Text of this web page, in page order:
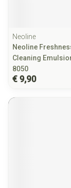
Neoline
Neoline
Cleaning
8050
€ 9,90